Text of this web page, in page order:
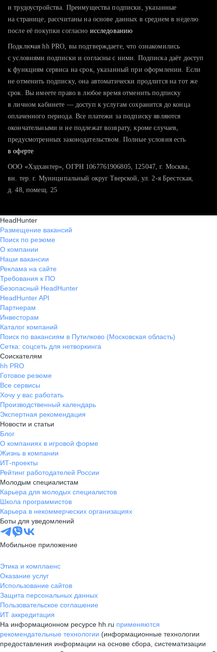
тратите много времени на поиск и вручную поднимаете
хотите сравнить себя с конкурентами и оценить шансы
и трудоустройства. Преимущества подписки, указанные
на странице, рассчитаны на основе данных в среднем в неделю
после её покупки согласно исследованию
Подключая hh PRO, вы подтверждаете, что ознакомились
с условиями подписки и согласны с ними. Подписка даёт доступ
к функциям сервиса на срок, указанный при оформлении. Если
не отменить подписку, она автоматически продлится на тот же
срок. Вы имеете право в любое время отменить подписку
в личном кабинете — доступ к услугам сохранится до конца
оплаченного периода. Все платежи за подписку являются
окончательными и не подлежат возврату, кроме случаев,
предусмотренных законодательством. Полные условия есть
в оферте
ООО «Хэдхантер», ОГРН 1067761906805, 125047, г. Москва,
вн. тер. г. Муниципальный округ Тверской, ул. 2-я Брестская,
д. 48, помещ. 25
HeadHunter
Размещение вакансий
Поиск по резюме
О компании
Наши вакансии
Реклама на сайте
Требования к ПО
Безопасный HeadHunter
HeadHunter API
Партнерам
Инвесторам
Каталог компаний
Поиск по вакансиям в Путилково (Московская область)
Сетка: соцсеть для нетворкинга
Соискателям
hh PRO
Готовое резюме
Все сервисы
Хочу у вас работать
Производственный календарь
Экспертная рекомендация
Новости и статьи
Блог
О компаниях в игровой форме
Жизнь в компании
ИТ-проекты
Рейтинг работодателей России
Молодым специалистам
Карьера для молодых специалистов
Школа программистов
Карьера в некоммерческих организациях
Боты для уведомлений
Мобильное приложение
Этика и комплаенс
Оказание услуг
Использование сайтов
Защита персональных данных
Пользовательское соглашение
ИТ аккредитация
На информационном ресурсе hh.ru применяются
рекомендательные технологии (информационные технологии
предоставления информации на основе сбора, систематизации